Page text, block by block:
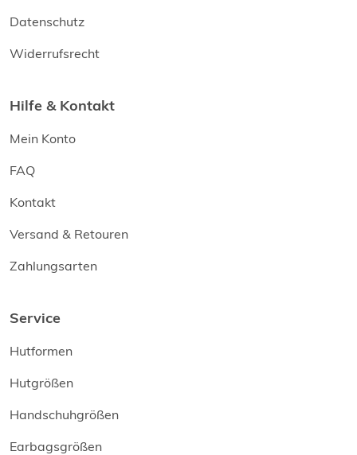
Datenschutz
Widerrufsrecht
Hilfe & Kontakt
Mein Konto
FAQ
Kontakt
Versand & Retouren
Zahlungsarten
Service
Hutformen
Hutgrößen
Handschuhgrößen
Earbagsgrößen